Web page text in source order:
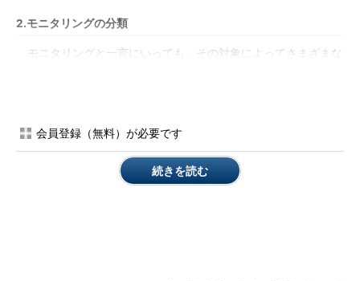
2.モニタリングの分類
モニタリングと一言にいっても、その対象によってさまざまな
ろいろなやり方がありますが、ここでは出発点として下記のよう
チェック内容
会員登録（無料）が必要です
続きを読む